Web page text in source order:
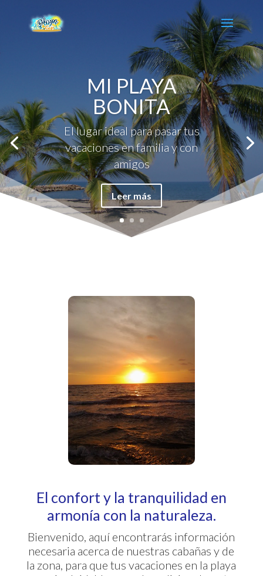
MI PLAYA
BONITA
El lugar ideal para pasar tus
vacaciones en familia y con
amigos
Leer más
El confort y la tranquilidad en
armonía con la naturaleza.
Bienvenido, aquí encontrarás información
necesaria acerca de nuestras cabañas y de
la zona, para que tus vacaciones en la playa